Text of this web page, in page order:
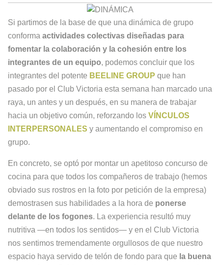
Si partimos de la base de que una dinámica de grupo
conforma actividades colectivas diseñadas para
fomentar la colaboración y la cohesión entre los
integrantes de un equipo, podemos concluir que los
integrantes del potente BEELINE GROUP que han
pasado por el Club Victoria esta semana han marcado una
raya, un antes y un después, en su manera de trabajar
hacia un objetivo común, reforzando los VÍNCULOS
INTERPERSONALES y aumentando el compromiso en
grupo.
En concreto, se optó por montar un apetitoso concurso de
cocina para que todos los compañeros de trabajo (hemos
obviado sus rostros en la foto por petición de la empresa)
demostrasen sus habilidades a la hora de ponerse
delante de los fogones. La experiencia resultó muy
nutritiva —en todos los sentidos— y en el Club Victoria
nos sentimos tremendamente orgullosos de que nuestro
espacio haya servido de telón de fondo para que la buena